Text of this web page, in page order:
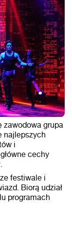
zawodowa grupa
najlepszych
i
cechy
festiwale i
Biorą udział
programach